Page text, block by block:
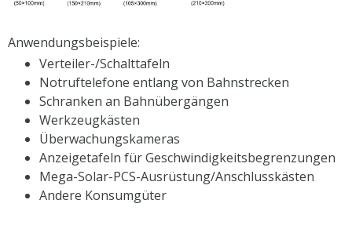
Anwendungsbeispiele:
Verteiler-/Schalttafeln
Notruftelefone entlang von Bahnstrecken
Schranken an Bahnübergängen
Werkzeugkästen
Überwachungskameras
Anzeigetafeln für Geschwindigkeitsbegrenzungen
Mega-Solar-PCS-Ausrüstung/Anschlusskästen
Andere Konsumgüter